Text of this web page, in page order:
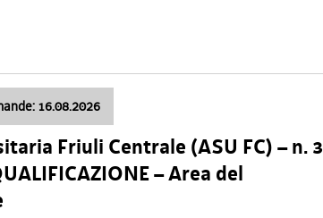
16.08.2026
Friuli Centrale (ASU FC) – n. 3
– Area del